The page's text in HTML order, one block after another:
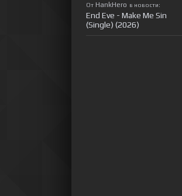
От HankHero в новости:
End Eve - Make Me Sin
(Single) (2026)